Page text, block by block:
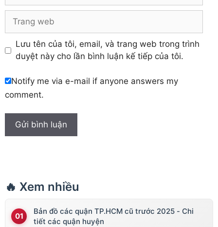
Trang
Lưu tên của tôi, email, và trang web trong trình
duyệt này cho lần bình luận kế tiếp của tôi.
Notify me via e-mail if anyone answers my
comment.
🔥 Xem nhiều
Bản đồ các quận TP.HCM cũ trước 2025 - Chi
tiết các quận huyện